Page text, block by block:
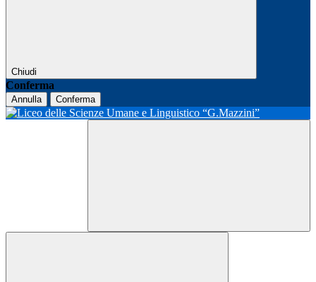
Chiudi
Conferma
Annulla Conferma